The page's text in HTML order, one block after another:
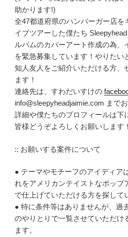
助かります!)
全47都道府県のハンバーガー店を
イブツアーした僕たち
ルバムのカバーアート作成の為、
を緊急募集しています！やりたい
知人友人をご紹介いただける方、
ます！
連絡先は、すわだいすけの
info@sleepyheadjaimie.com までお
詳細や僕たちのプロフィールは下
皆様どうぞよろしくお願いします！
:: お願いする案件について
● テーマやモチーフのアイディア
れをアメリカンテイストなポップ
で仕上げていただける方を探して
● 特に条件等はありませんが、過
のやりとりで一覧させていただけ
ます。